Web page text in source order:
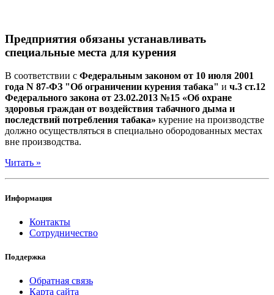
Предприятия обязаны устанавливать
специальные места для курения
В соответствии с Федеральным законом от 10 июля 2001
года N 87-ФЗ "Об ограничении курения табака" и ч.3 ст.12
Федерального закона от 23.02.2013 №15 «Об охране
здоровья граждан от воздействия табачного дыма и
последствий потребления табака» курение на производстве
должно осуществляться в специально обородованных местах
вне производства.
Читать »
Информация
Контакты
Сотрудничество
Поддержка
Обратная связь
Карта сайта